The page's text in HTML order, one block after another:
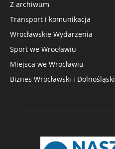
Z archiwum
Transport i komunikacja
Wrocławskie Wydarzenia
Sport we Wrocławiu
Miejsca we Wrocławiu
Biznes Wrocławski i Dolnośląski